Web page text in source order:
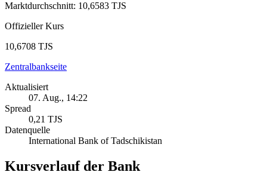
Marktdurchschnitt: 10,6583 TJS
Offizieller Kurs
10,6708 TJS
Zentralbankseite
Aktualisiert
07. Aug., 14:22
Spread
0,21 TJS
Datenquelle
International Bank of Tadschikistan
Kursverlauf der Bank